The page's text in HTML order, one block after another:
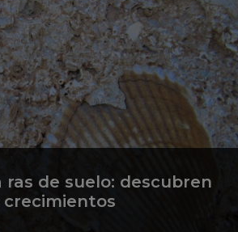
de suelo: descubren